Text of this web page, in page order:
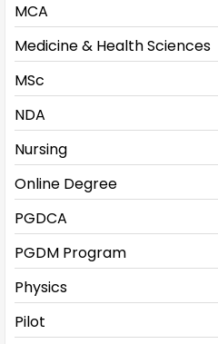
MCA
Medicine & Health Sciences
MSc
NDA
Nursing
Online Degree
PGDCA
PGDM Program
Physics
Pilot